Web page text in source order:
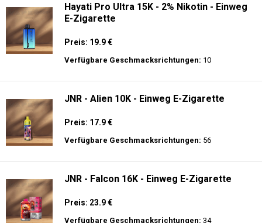
Hayati Pro Ultra 15K - 2% Nikotin - Einweg
E-Zigarette
Preis: 19.9 €
Verfügbare Geschmacksrichtungen: 10
JNR - Alien 10K - Einweg E-Zigarette
Preis: 17.9 €
Verfügbare Geschmacksrichtungen: 56
JNR - Falcon 16K - Einweg E-Zigarette
Preis: 23.9 €
Verfügbare Geschmacksrichtungen: 34